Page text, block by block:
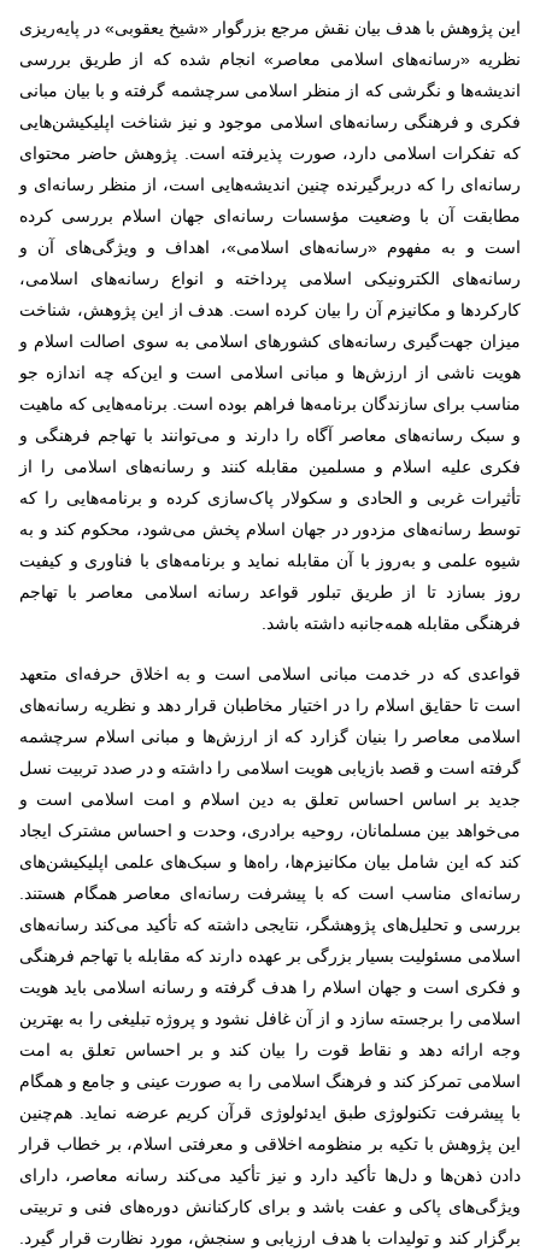
این پژوهش با هدف بیان نقش مرجع بزرگوار «شیخ یعقوبی» در پایه‌ریزی
نظریه «رسانه‌های اسلامی معاصر» انجام شده که از طریق بررسی
اندیشه‌ها و نگرشی که از منظر اسلامی سرچشمه گرفته و با بیان مبانی
فکری و فرهنگی رسانه‌های اسلامی موجود و نیز شناخت اپلیکیشن‌هایی
که تفکرات اسلامی دارد، صورت پذیرفته است. پژوهش حاضر محتوای
رسانه‌ای را که دربرگیرنده چنین اندیشه‌هایی است، از منظر رسانه‌ای و
مطابقت آن با وضعیت مؤسسات رسانه‌ای جهان اسلام بررسی کرده
است و به مفهوم «رسانه‌های اسلامی»، اهداف و ویژگی‌های آن و
رسانه‌های الکترونیکی اسلامی پرداخته و انواع رسانه‌های اسلامی،
کارکردها و مکانیزم آن را بیان کرده است. هدف از این پژوهش، شناخت
میزان جهت‌گیری رسانه‌های کشورهای اسلامی به سوی اصالت اسلام و
هویت ناشی از ارزش‌ها و مبانی اسلامی است و این‌که چه اندازه جو
مناسب برای سازندگان برنامه‌ها فراهم بوده است. برنامه‌هایی که ماهیت
و سبک رسانه‌های معاصر آگاه را دارند و می‌توانند با تهاجم فرهنگی و
فکری علیه اسلام و مسلمین مقابله کنند و رسانه‌های اسلامی را از
تأثیرات غربی و الحادی و سکولار پاک‌سازی کرده و برنامه‌هایی را که
توسط رسانه‌های مزدور در جهان اسلام پخش می‌شود، محکوم کند و به
شیوه علمی و به‌روز با آن مقابله نماید و برنامه‌های با فناوری و کیفیت
روز بسازد تا از طریق تبلور قواعد رسانه اسلامی معاصر با تهاجم
فرهنگی مقابله همه‌جانبه داشته باشد.
قواعدی که در خدمت مبانی اسلامی است و به اخلاق حرفه‌ای متعهد
است تا حقایق اسلام را در اختیار مخاطبان قرار دهد و نظریه رسانه‌های
اسلامی معاصر را بنیان گزارد که از ارزش‌ها و مبانی اسلام سرچشمه
گرفته است و قصد بازیابی هویت اسلامی را داشته و در صدد تربیت نسل
جدید بر اساس احساس تعلق به دین اسلام و امت اسلامی است و
می‌خواهد بین مسلمانان، روحیه برادری، وحدت و احساس مشترک ایجاد
کند که این شامل بیان مکانیزم‌ها، راه‌ها و سبک‌های علمی اپلیکیشن‌های
رسانه‌ای مناسب است که با پیشرفت رسانه‌ای معاصر همگام هستند.
بررسی و تحلیل‌های پژوهشگر، نتایجی داشته که تأکید می‌کند رسانه‌های
اسلامی مسئولیت بسیار بزرگی بر عهده دارند که مقابله با تهاجم فرهنگی
و فکری است و جهان اسلام را هدف گرفته و رسانه اسلامی باید هویت
اسلامی را برجسته سازد و از آن غافل نشود و پروژه تبلیغی را به بهترین
وجه ارائه دهد و نقاط قوت را بیان کند و بر احساس تعلق به امت
اسلامی تمرکز کند و فرهنگ اسلامی را به صورت عینی و جامع و همگام
با پیشرفت تکنولوژی طبق ایدئولوژی قرآن کریم عرضه نماید. هم‌چنین
این پژوهش با تکیه بر منظومه اخلاقی و معرفتی اسلام، بر خطاب قرار
دادن ذهن‌ها و دل‌ها تأکید دارد و نیز تأکید می‌کند رسانه معاصر، دارای
ویژگی‌های پاکی و عفت باشد و برای کارکنانش دوره‌های فنی و تربیتی
برگزار کند و تولیدات با هدف ارزیابی و سنجش، مورد نظارت قرار گیرد.